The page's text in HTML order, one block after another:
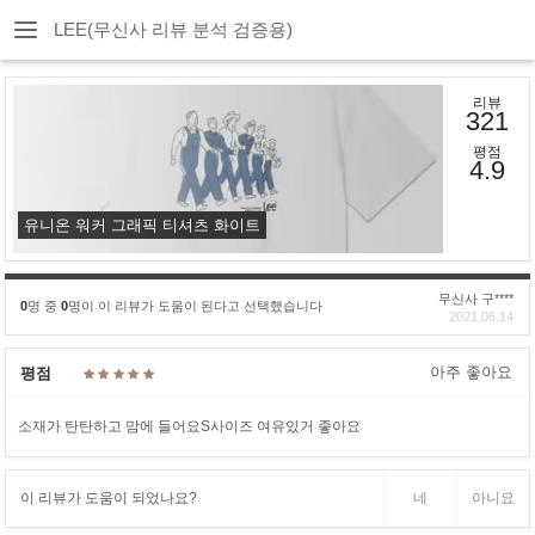
LEE(무신사 리뷰 분석 검증용)
유니온 워커 그래픽 티셔츠 화이트
리뷰
321
평점
4.9
0명 중 0명이 이 리뷰가 도움이 된다고 선택했습니다
무신사 구****
2021.06.14
평점 아주 좋아요
소재가 탄탄하고 맘에 들어요S사이즈 여유있거 좋아요
이 리뷰가 도움이 되었나요? 네 아니요